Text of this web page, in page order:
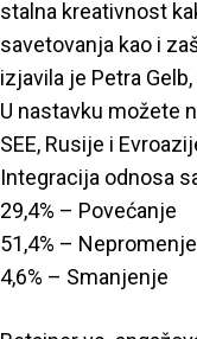
stalna kreativnost
savetovanja kao i
izjavila je Petra
U nastavku možete
SEE, Rusije i
Integracija odnosa
29,4% – Povećanje
51,4% –
4,6% – Smanjenje